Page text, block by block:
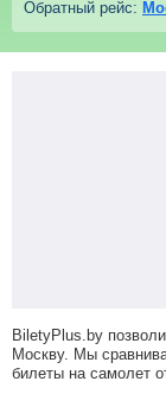
Обратный рейс:
BiletyPlus.by
Москву. Мы
билеты на самолет